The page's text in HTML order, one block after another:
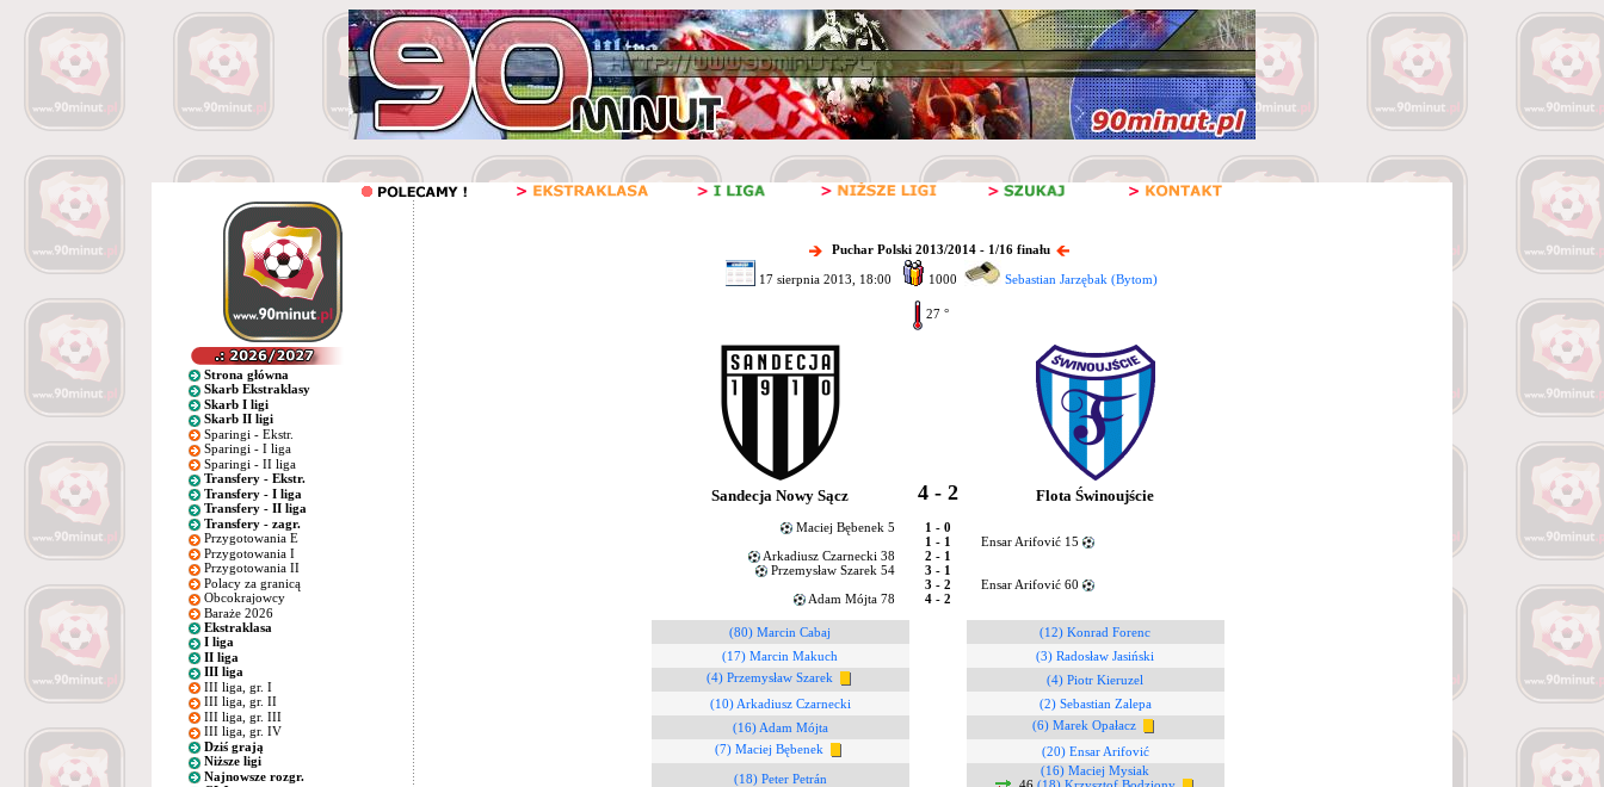
Strona główna
Skarb Ekstraklasy
Skarb I ligi
Skarb II ligi
Sparingi - Ekstr.
Sparingi - I liga
Sparingi - II liga
Transfery - Ekstr.
Transfery - I liga
Transfery - II liga
Transfery - zagr.
Przygotowania E
Przygotowania I
Przygotowania II
Polacy za granicą
Obcokrajowcy
Baraże 2026
Ekstraklasa
I liga
II liga
III liga
III liga, gr. I
III liga, gr. II
III liga, gr. III
III liga, gr. IV
Dziś grają
Niższe ligi
Najnowsze rozgr.
Puchar Polski 2013/2014 - 1/16 finału
17 sierpnia 2013, 18:00 1000 Sebastian Jarzębak (Bytom)
27 °
Sandecja Nowy Sącz 4 - 2 Flota Świnoujście
Maciej Bębenek 5
1 - 0
1 - 1
Ensar Arifović 15
Arkadiusz Czarnecki 38
2 - 1
Przemysław Szarek 54
3 - 1
3 - 2
Ensar Arifović 60
Adam Mójta 78
4 - 2
(80) Marcin Cabaj
(12) Konrad Forenc
(17) Marcin Makuch
(3) Radosław Jasiński
(4) Przemysław Szarek
(4) Piotr Kieruzel
(10) Arkadiusz Czarnecki
(2) Sebastian Zalepa
(16) Adam Mójta
(6) Marek Opałacz
(7) Maciej Bębenek
(20) Ensar Arifović
(18) Peter Petrán
(16) Maciej Mysiak